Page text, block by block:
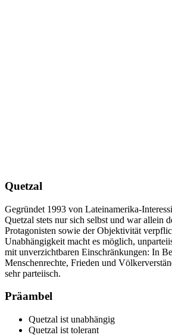
Quetzal
Gegründet 1993 von Lateinamerika-
Quetzal stets nur sich selbst und war allein
Protagonisten sowie der Objektivität
Unabhängigkeit macht es möglich,
mit unverzichtbaren Einschränkungen: In
Menschenrechte, Frieden und
sehr parteiisch.
Präambel
Quetzal ist unabhängig
Quetzal ist tolerant